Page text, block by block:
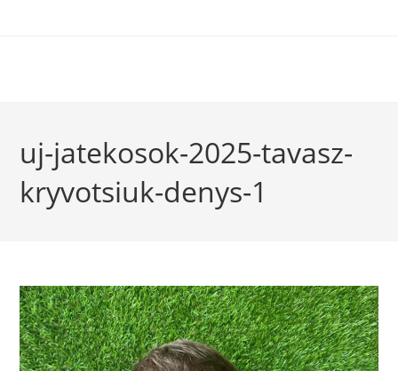
uj-jatekosok-2025-tavasz-
kryvotsiuk-denys-1